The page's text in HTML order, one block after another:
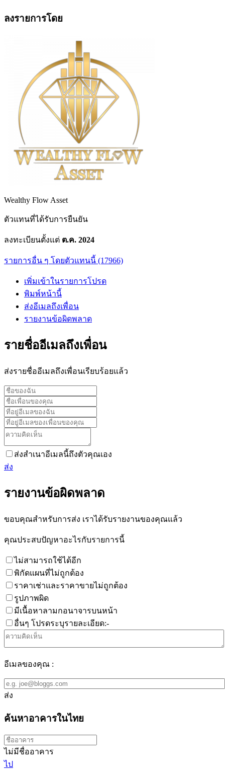
ลงรายการโดย
Wealthy Flow Asset
ตัวแทนที่ได้รับการยืนยัน
ลงทะเบียนตั้งแต่ ต.ค. 2024
รายการอื่น ๆ โดยตัวแทนนี้ (17966)
เพิ่มเข้าในรายการโปรด
พิมพ์หน้านี้
ส่งอีเมลถึงเพื่อน
รายงานข้อผิดพลาด
รายชื่ออีเมลถึงเพื่อน
ส่งรายชื่ออีเมลถึงเพื่อนเรียบร้อยแล้ว
ส่งสำเนาอีเมลนี้ถึงตัวคุณเอง
ส่ง
รายงานข้อผิดพลาด
ขอบคุณสำหรับการส่ง เราได้รับรายงานของคุณแล้ว
คุณประสบปัญหาอะไรกับรายการนี้
ไม่สามารถใช้ได้อีก
พิกัดแผนที่ไม่ถูกต้อง
ราคาเช่าและราคาขายไม่ถูกต้อง
รูปภาพผิด
มีเนื้อหาลามกอนาจารบนหน้า
อื่นๆ โปรดระบุรายละเอียด:-
อีเมลของคุณ :
ส่ง
ค้นหาอาคารในไทย
ไม่มีชื่ออาคาร
ไป